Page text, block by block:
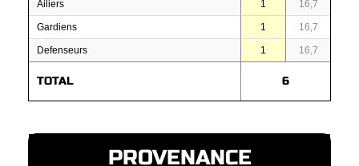
Ailiers 1 16,7
Gardiens 1 16,7
Defenseurs 1 16,7
TOTAL 6
PROVENANCE